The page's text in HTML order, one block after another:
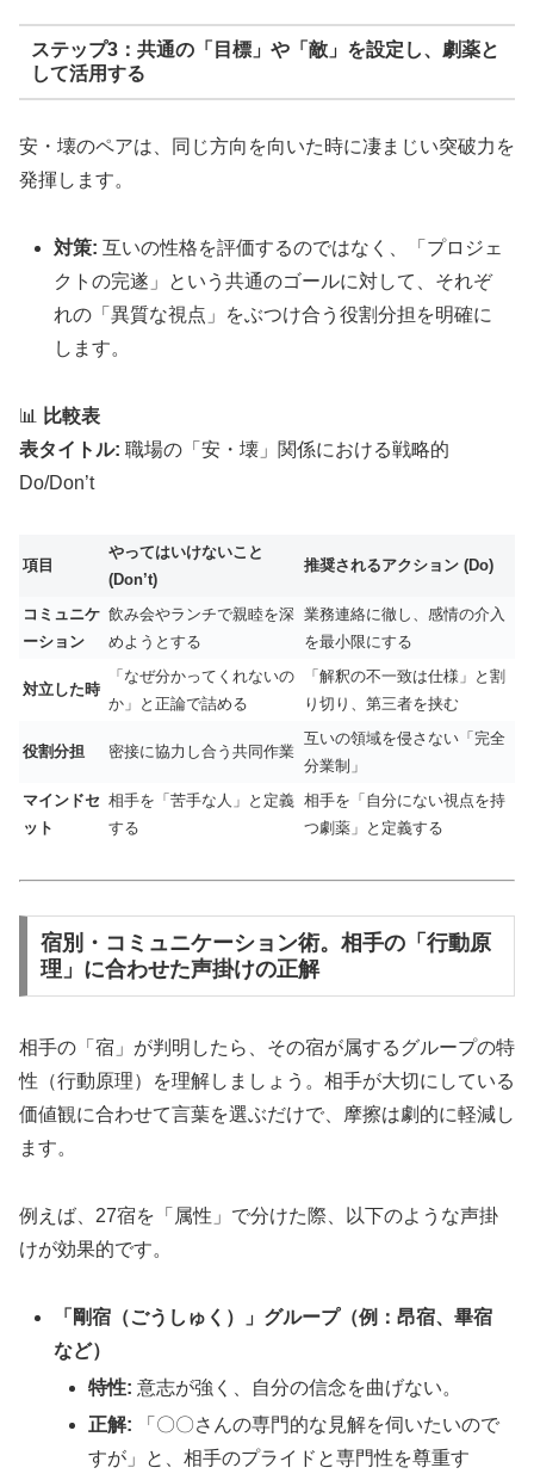
ステップ3：共通の「目標」や「敵」を設定し、劇薬と
して活用する
安・壊のペアは、同じ方向を向いた時に凄まじい突破力を
発揮します。
対策: 互いの性格を評価するのではなく、「プロジェ
クトの完遂」という共通のゴールに対して、それぞ
れの「異質な視点」をぶつけ合う役割分担を明確に
します。
📊
比較表
表タイトル: 職場の「安・壊」関係における戦略的
Do/Don’t
項目
やってはいけないこと
(Don’t)
推奨されるアクション (Do)
コミュニケ
ーション
飲み会やランチで親睦を深
めようとする
業務連絡に徹し、感情の介入
を最小限にする
対立した時
「なぜ分かってくれないの
か」と正論で詰める
「解釈の不一致は仕様」と割
り切り、第三者を挟む
役割分担 密接に協力し合う共同作業
互いの領域を侵さない「完全
分業制」
マインドセ
ット
相手を「苦手な人」と定義
する
相手を「自分にない視点を持
つ劇薬」と定義する
宿別・コミュニケーション術。相手の「行動原
理」に合わせた声掛けの正解
相手の「宿」が判明したら、その宿が属するグループの特
性（行動原理）を理解しましょう。相手が大切にしている
価値観に合わせて言葉を選ぶだけで、摩擦は劇的に軽減し
ます。
例えば、27宿を「属性」で分けた際、以下のような声掛
けが効果的です。
「剛宿（ごうしゅく）」グループ（例：昂宿、畢宿
など）
特性: 意志が強く、自分の信念を曲げない。
正解: 「〇〇さんの専門的な見解を伺いたいので
すが」と、相手のプライドと専門性を尊重す